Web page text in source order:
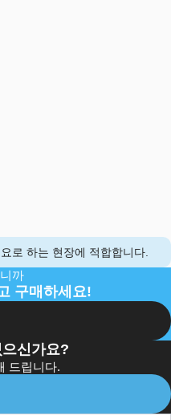
로 하는 현장에 적합합니다.
까
구매하세요!
신가요?
드립니다.